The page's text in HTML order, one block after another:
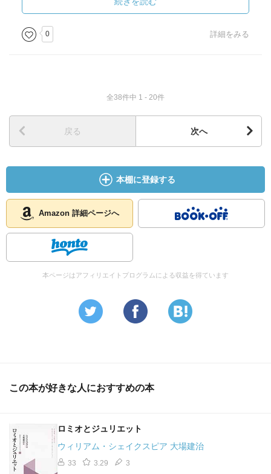
http://www.enpitu.ne.jp/usr8/bin/search?
idst=87518&key=%A5%B7%A5%A7%A1%BC%A5%AF%A5
%B9%A5%D4%A5%A2
── ロミオが15歳、ジュリエットは13歳です。ついでにこ
の物語は
ある日曜の朝に始まり ５日後の金曜の朝に終わります。
http://detail.chiebukuro.yahoo.co.jp/qa/question_detail/q10
http://www.enpitu.ne.jp/usr8/bin/search?
idst=87518&key=%A5%ED%A5%DF%A5%AA%A4%C8%A5
%B8%A5%E5%A5%EA
↑ロミオとジュリ ↓ロメオとジュリ
http://www.enpitu.ne.jp/usr8/bin/search?
idst=87518&key=%A5%ED%A5%E1%A5%AA%A4%C8%A5
%B8%A5%E5%A5%EA
音楽（バレェ）
とジュリエット Moscow》Rubinshtein,N
── 《Ромео и Джульетта 1936‥‥-1946‥‥ Russia》
1936‥‥ 初演 プロコフィエフ45《バレエ「ロメオとジュ
0 詳細をみる
全38件中 1 - 20件
戻る 次へ
本棚に登録する
Amazon 詳細ページへ
本ページはアフィリエイトプログラムによる収益を得ています
この本が好きな人におすすめの本
ロミオとジュリエット
ウィリアム・シェイクスピア 大場建治
33 3.29 3